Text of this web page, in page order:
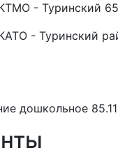
- Туринский
- Туринский
дошкольное